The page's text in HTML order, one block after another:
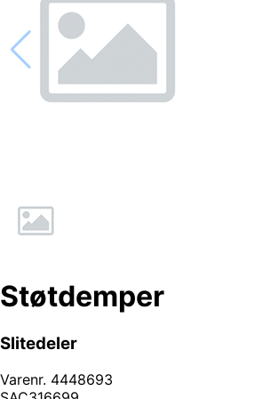
Støtdemper
Slitedeler
Varenr. 4448693